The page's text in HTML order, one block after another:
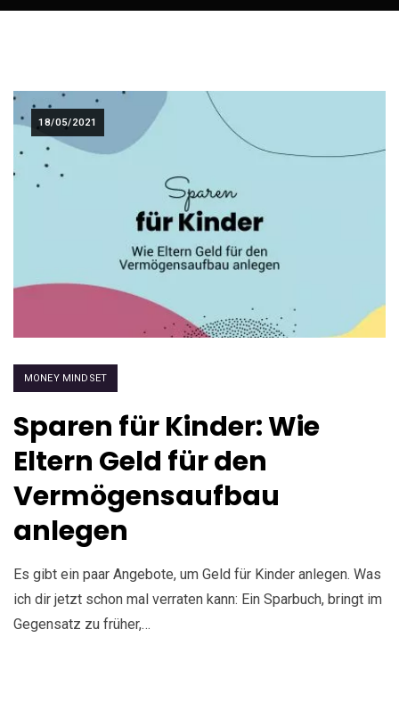
18/05/2021
MONEY MINDSET
Sparen für Kinder: Wie
Eltern Geld für den
Vermögensaufbau
anlegen
Es gibt ein paar Angebote, um Geld für Kinder anlegen. Was
ich dir jetzt schon mal verraten kann: Ein Sparbuch, bringt im
Gegensatz zu früher,…